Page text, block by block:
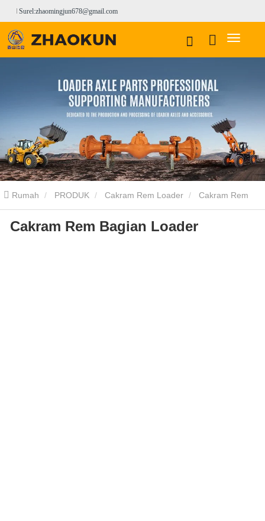
Surel:zhaomingjun678@gmail.com
Rumah PRODUK Cakram Rem Loader Cakram Rem
Loader SDLG Cakram Rem Bagian Loader
Cakram Rem Bagian Loader